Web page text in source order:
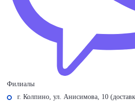
Филиалы
г. Колпино, ул. Анисимова, 10